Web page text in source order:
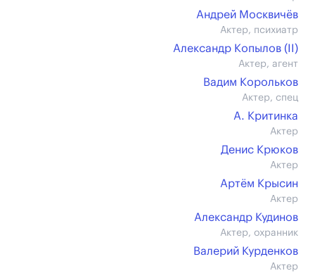
Андрей Москвичёв
Актер, психиатр
Александр Копылов (II)
Актер, агент
Вадим Корольков
Актер, спец
А. Критинка
Актер
Денис Крюков
Актер
Артём Крысин
Актер
Александр Кудинов
Актер, охранник
Валерий Курденков
Актер